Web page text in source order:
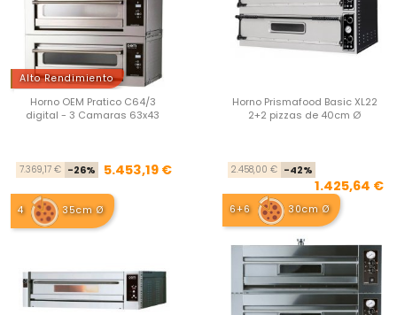
Alto Rendimiento
Horno OEM Pratico C64/3
digital - 3 Camaras 63x43
Precio base
7.369,17 € -26% Precio
5.453,19 €
Horno Prismafood Basic XL22
2+2 pizzas de 40cm Ø
2.458,00 € -42%
1.425,64 €
4 35cm Ø 6+6 30cm Ø